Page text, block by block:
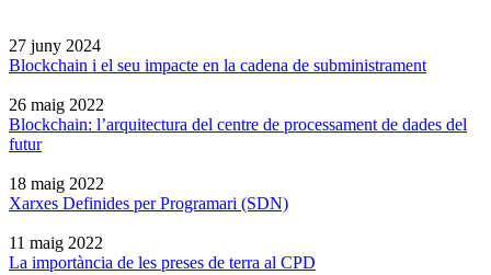
27 juny 2024
Blockchain i el seu impacte en la cadena de subministrament
26 maig 2022
Blockchain: l’arquitectura del centre de processament de dades del
futur
18 maig 2022
Xarxes Definides per Programari (SDN)
11 maig 2022
La importància de les preses de terra al CPD